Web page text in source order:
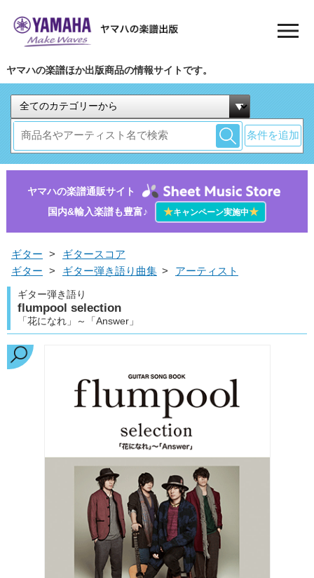
ヤマハの楽譜ほか出版商品の情報サイトです。
条件を追加
ヤマハの楽譜通販サイト
国内&輸入楽譜も豊富♪
★キャンペーン実施中★
ギター >
ギタースコア
ギター > ギター弾き語り曲集 > アーティスト
ギター弾き語り
flumpool selection
「花になれ」～「Answer」